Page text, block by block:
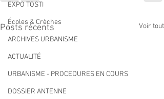
EXPO TOSTI
Écoles & Crèches
ARCHIVES URBANISME
ACTUALITÉ
URBANISME - PROCEDURES EN COURS
DOSSIER ANTENNE
Posts récents Voir tout